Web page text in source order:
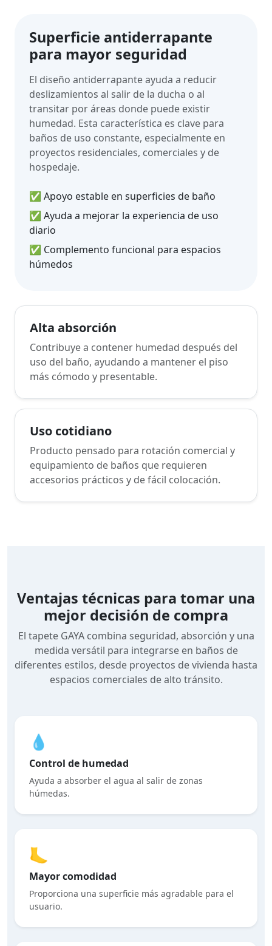
Superficie antiderrapante
para mayor seguridad
El diseño antiderrapante ayuda a reducir
deslizamientos al salir de la ducha o al
transitar por áreas donde puede existir
humedad. Esta característica es clave para
baños de uso constante, especialmente en
proyectos residenciales, comerciales y de
hospedaje.
✅ Apoyo estable en superficies de baño
✅ Ayuda a mejorar la experiencia de uso
diario
✅ Complemento funcional para espacios
húmedos
Alta absorción
Contribuye a contener humedad después del
uso del baño, ayudando a mantener el piso
más cómodo y presentable.
Uso cotidiano
Producto pensado para rotación comercial y
equipamiento de baños que requieren
accesorios prácticos y de fácil colocación.
Ventajas técnicas para tomar una
mejor decisión de compra
El tapete GAYA combina seguridad, absorción y una
medida versátil para integrarse en baños de
diferentes estilos, desde proyectos de vivienda hasta
espacios comerciales de alto tránsito.
💧
Control de humedad
Ayuda a absorber el agua al salir de zonas
húmedas.
🦶
Mayor comodidad
Proporciona una superficie más agradable para el
usuario.